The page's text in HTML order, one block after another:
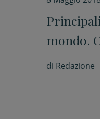
mondo.
di Redazione